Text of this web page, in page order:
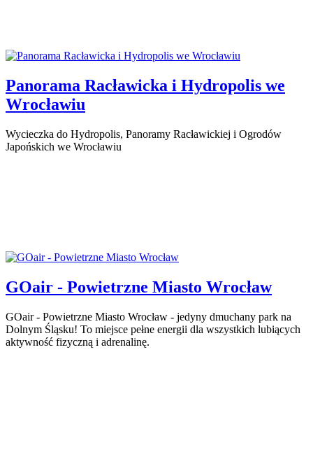
Panorama Racławicka i Hydropolis we
Wrocławiu
Wycieczka do Hydropolis, Panoramy Racławickiej i Ogrodów
Japońskich we Wrocławiu
GOair - Powietrzne Miasto Wrocław
GOair - Powietrzne Miasto Wrocław - jedyny dmuchany park na
Dolnym Śląsku! To miejsce pełne energii dla wszystkich lubiących
aktywność fizyczną i adrenalinę.